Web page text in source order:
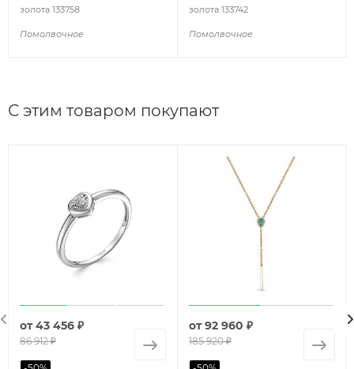
золота 133758
Помолвочное
золота 133742
Помолвочное
С этим товаром покупают
от43 456 ₽
86 912 ₽
от92 960 ₽
185 920 ₽